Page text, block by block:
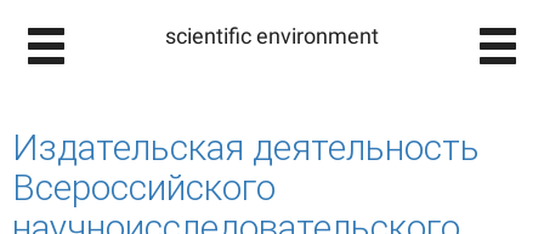
scientific environment
Издательская деятельность
Всероссийского